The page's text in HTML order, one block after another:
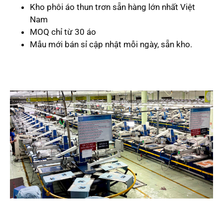
Kho phôi áo thun trơn sẵn hàng lớn nhất Việt
Nam
MOQ chỉ từ 30 áo
Mẫu mới bán sỉ cập nhật mỗi ngày, sẵn kho.